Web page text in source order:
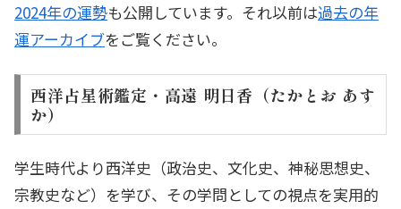
2024年の運勢も公開しています。それ以前は過去の年
運アーカイブをご覧ください。
西洋占星術鑑定・高遠 明日香（たかとお あす
か）
学生時代より西洋史（政治史、文化史、神秘思想史、
宗教史など）を学び、その学問としての視点を実用的